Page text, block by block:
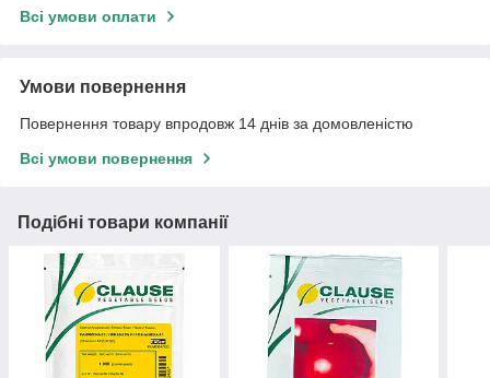
Всі умови оплати
Умови повернення
Повернення товару впродовж 14 днів за домовленістю
Всі умови повернення
Подібні товари компанії